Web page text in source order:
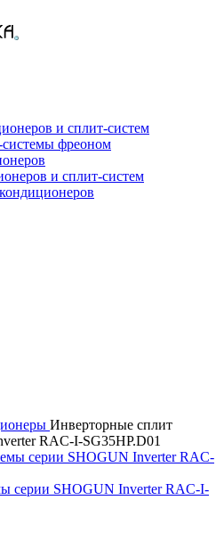
и сплит-систем
системы фреоном
и сплит-систем
Инверторные сплит
RAC-I-SG35HP.D01
серии SHOGUN Inverter RAC-I-